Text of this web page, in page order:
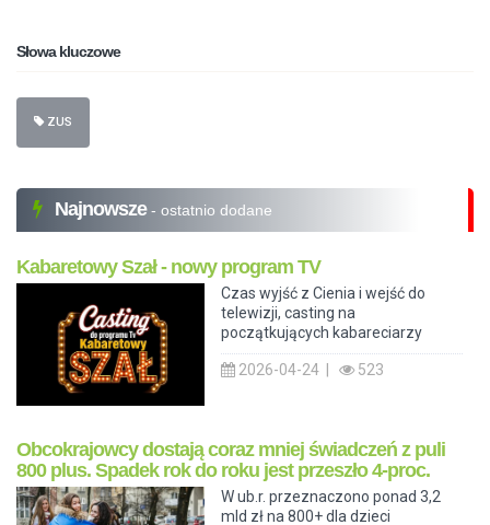
Słowa kluczowe
ZUS
Najnowsze - ostatnio dodane
Kabaretowy Szał - nowy program TV
Czas wyjść z Cienia i wejść do
telewizji, casting na
początkujących kabareciarzy
2026-04-24 | 523
Obcokrajowcy dostają coraz mniej świadczeń z puli
800 plus. Spadek rok do roku jest przeszło 4-proc.
W ub.r. przeznaczono ponad 3,2
mld zł na 800+ dla dzieci